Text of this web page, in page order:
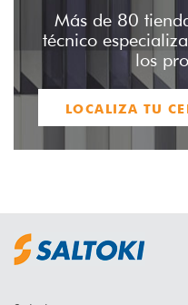
Más de 80
técnico
los
LOCALIZA TU